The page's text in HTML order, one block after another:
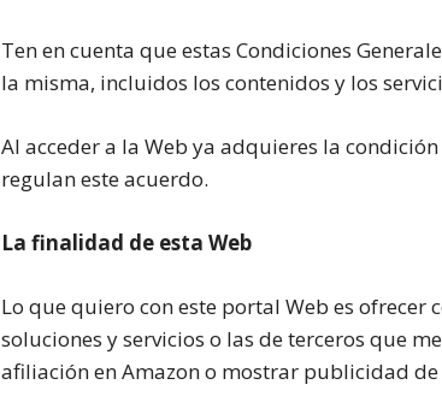
Ten en cuenta que estas Condiciones
la misma, incluidos los contenidos y los
Al acceder a la Web ya adquieres la
regulan este acuerdo.
La finalidad de esta Web
Lo que quiero con este portal Web es
soluciones y servicios o las de terceros que
afiliación en Amazon o mostrar publicidad de